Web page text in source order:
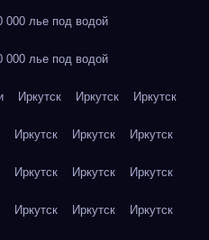
лье под водой
лье под водой
Иркутск Иркутск Иркутск
Иркутск Иркутск Иркутск
Иркутск Иркутск Иркутск
Иркутск Иркутск Иркутск